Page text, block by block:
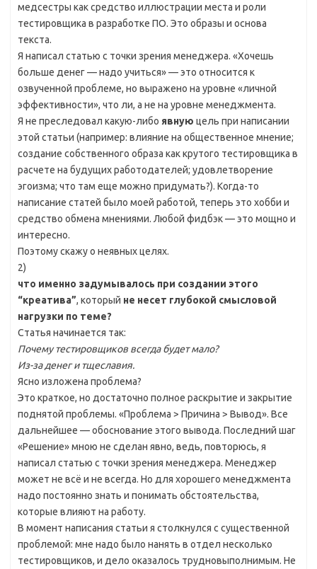
медсестры как средство иллюстрации места и роли
тестировщика в разработке ПО. Это образы и основа
текста.
Я написал статью с точки зрения менеджера. «Хочешь
больше денег — надо учиться» — это относится к
озвученной проблеме, но выражено на уровне «личной
эффективности», что ли, а не на уровне менеджмента.
Я не преследовал какую-либо явную цель при написании
этой статьи (например: влияние на общественное мнение;
создание собственного образа как крутого тестировщика в
расчете на будущих работодателей; удовлетворение
эгоизма; что там еще можно придумать?). Когда-то
написание статей было моей работой, теперь это хобби и
средство обмена мнениями. Любой фидбэк — это мощно и
интересно.
Поэтому скажу о неявных целях.
2)
что именно задумывалось при создании этого
“креатива”, который не несет глубокой смысловой
нагрузки по теме?
Статья начинается так:
Почему тестировщиков всегда будет мало?
Из-за денег и тщеславия.
Ясно изложена проблема?
Это краткое, но достаточно полное раскрытие и закрытие
поднятой проблемы. «Проблема > Причина > Вывод». Все
дальнейшее — обоснование этого вывода. Последний шаг
«Решение» мною не сделан явно, ведь, повторюсь, я
написал статью с точки зрения менеджера. Менеджер
может не всё и не всегда. Но для хорошего менеджмента
надо постоянно знать и понимать обстоятельства,
которые влияют на работу.
В момент написания статьи я столкнулся с существенной
проблемой: мне надо было нанять в отдел несколько
тестировщиков, и дело оказалось трудновыполнимым. Не